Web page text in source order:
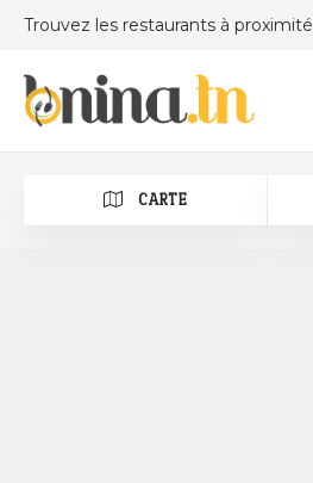
Trouvez les restaurants à proximité
CARTE